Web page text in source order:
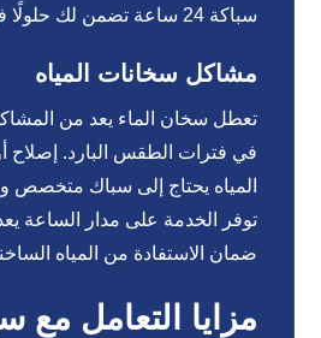
سباكة 24 ساعة تضمن لك حلولًا فورية.
مشاكل سخانات المياه
تعطل سخان الماء يعد من
في فترات الطقس البارد. إصلاح
المياه يحتاج إلى سباك متخصص
توفر الخدمة على مدار الساعة
ضمان الاستفادة من المياه